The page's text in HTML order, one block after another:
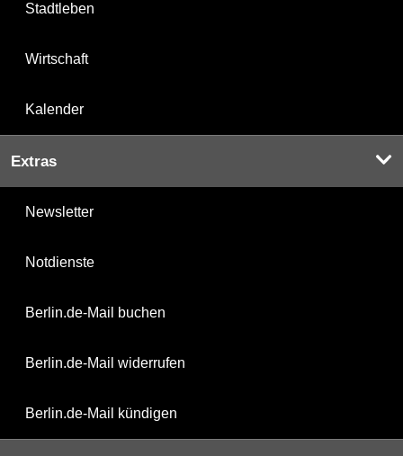
Stadtleben
Wirtschaft
Kalender
Extras
Newsletter
Notdienste
Berlin.de-Mail buchen
Berlin.de-Mail widerrufen
Berlin.de-Mail kündigen